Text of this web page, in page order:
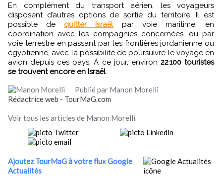
En complément du transport aérien, les voyageurs
disposent d’autres options de sortie du territoire. Il est
possible de quitter Israëlpar voie maritime, en
coordination avec les compagnies concernées, ou par
voie terrestre en passant par les frontières jordanienne ou
égyptienne, avec la possibilité de poursuivre le voyage en
avion depuis ces pays. À ce jour, environ 22 100 touristes
se trouvent encore en Israël.
Publié par Manon Morelli
Rédactrice web - TourMaG.com
Voir tous les articles de Manon Morelli
Ajoutez TourMaG à votre flux Google
Actualités